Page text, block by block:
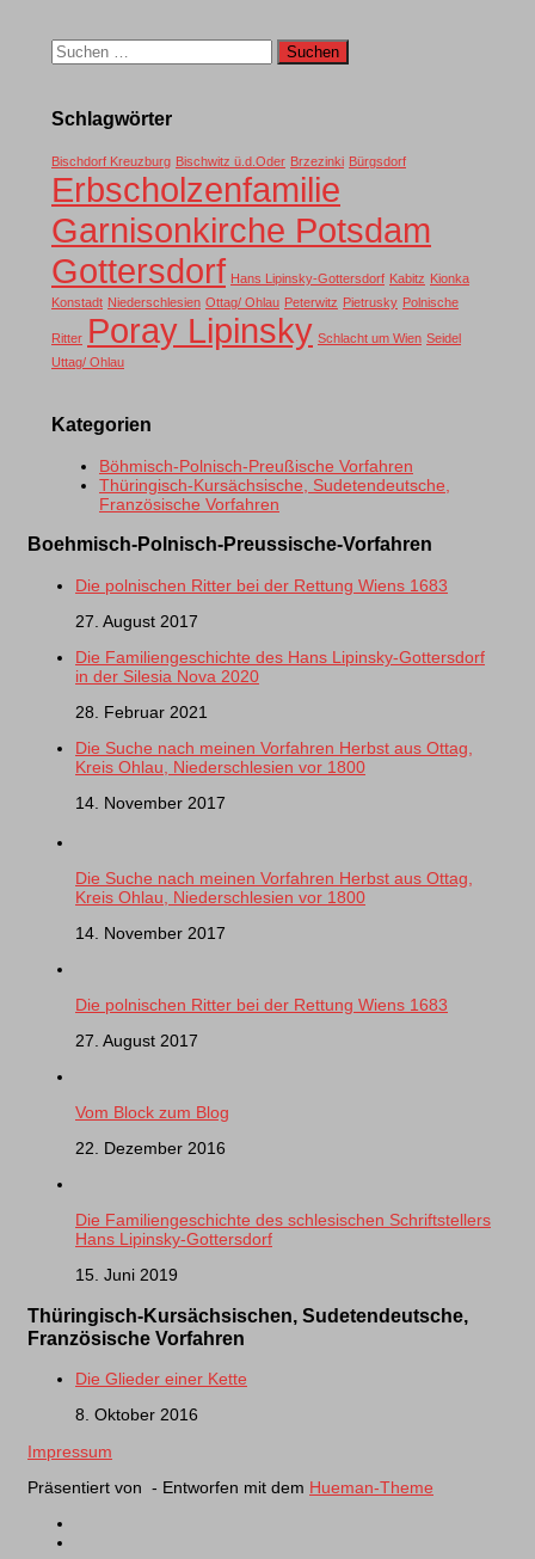
Suchen
nach:
Schlagwörter
Bischdorf Kreuzburg Bischwitz ü.d.Oder Brzezinki Bürgsdorf
Erbscholzenfamilie
Garnisonkirche Potsdam
Gottersdorf Hans Lipinsky-Gottersdorf Kabitz Kionka
Konstadt Niederschlesien Ottag/ Ohlau Peterwitz Pietrusky Polnische
Ritter Poray Lipinsky Schlacht um Wien Seidel
Uttag/ Ohlau
Kategorien
Böhmisch-Polnisch-Preußische Vorfahren
Thüringisch-Kursächsische, Sudetendeutsche,
Französische Vorfahren
Boehmisch-Polnisch-Preussische-Vorfahren
Die polnischen Ritter bei der Rettung Wiens 1683
27. August 2017
Die Familiengeschichte des Hans Lipinsky-Gottersdorf
in der Silesia Nova 2020
28. Februar 2021
Die Suche nach meinen Vorfahren Herbst aus Ottag,
Kreis Ohlau, Niederschlesien vor 1800
14. November 2017
Die Suche nach meinen Vorfahren Herbst aus Ottag,
Kreis Ohlau, Niederschlesien vor 1800
14. November 2017
Die polnischen Ritter bei der Rettung Wiens 1683
27. August 2017
Vom Block zum Blog
22. Dezember 2016
Die Familiengeschichte des schlesischen Schriftstellers
Hans Lipinsky-Gottersdorf
15. Juni 2019
Thüringisch-Kursächsischen, Sudetendeutsche,
Französische Vorfahren
Die Glieder einer Kette
8. Oktober 2016
Impressum
Präsentiert von - Entworfen mit dem Hueman-Theme